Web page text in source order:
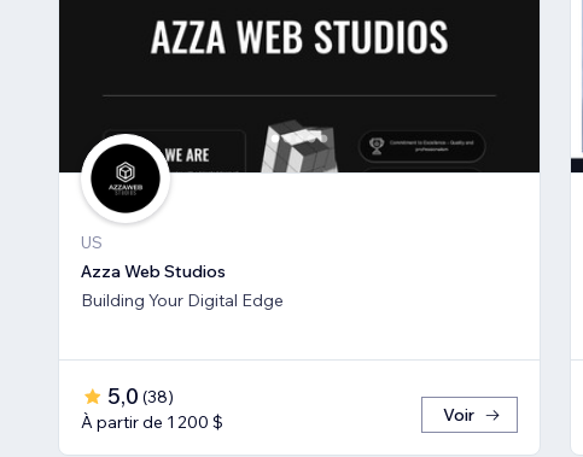
US
Azza Web Studios
Building Your Digital Edge
5,0 (38)
À partir de 1 200 $
Voir